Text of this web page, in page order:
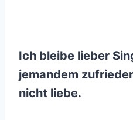
Ich bleibe lieber
jemandem
nicht liebe.